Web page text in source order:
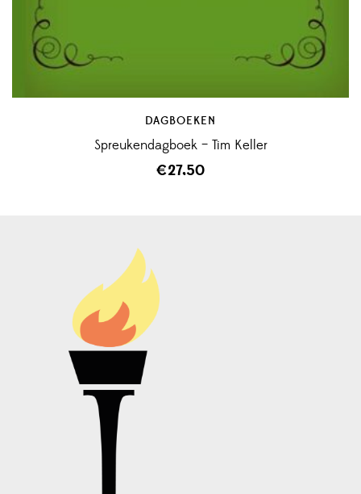
DAGBOEKEN
Spreukendagboek – Tim Keller
€27,50